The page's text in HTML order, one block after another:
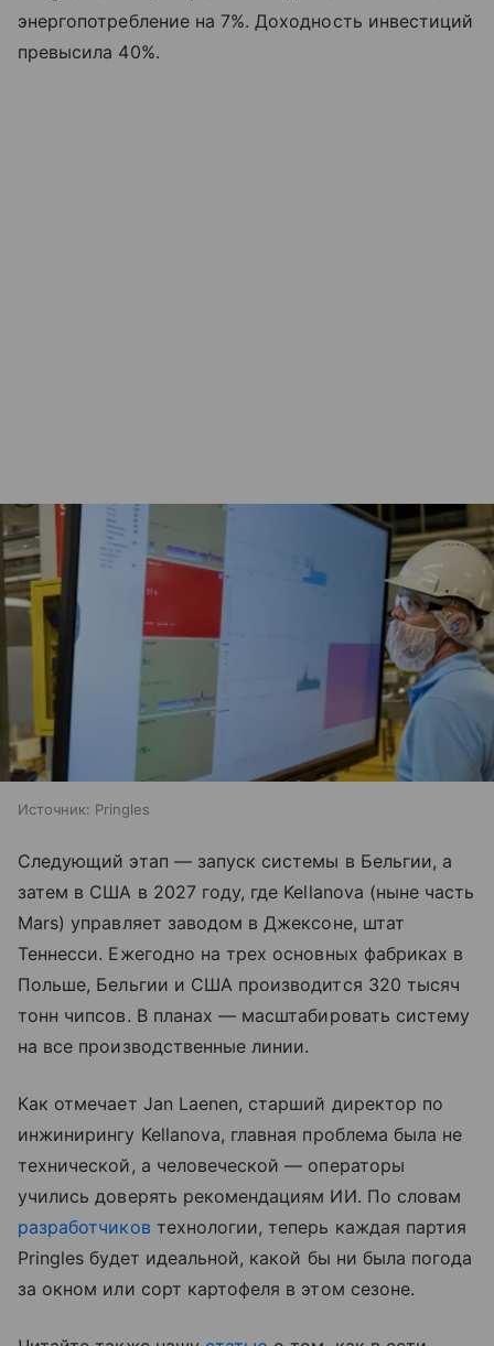
энергопотребление на 7%. Доходность инвестиций
превысила 40%.
Источник: Pringles
Следующий этап — запуск системы в Бельгии, а
затем в США в 2027 году, где Kellanova (ныне часть
Mars) управляет заводом в Джексоне, штат
Теннесси. Ежегодно на трех основных фабриках в
Польше, Бельгии и США производится 320 тысяч
тонн чипсов. В планах — масштабировать систему
на все производственные линии.
Как отмечает Jan Laenen, старший директор по
инжинирингу Kellanova, главная проблема была не
технической, а человеческой — операторы
учились доверять рекомендациям ИИ. По словам
разработчиков технологии, теперь каждая партия
Pringles будет идеальной, какой бы ни была погода
за окном или сорт картофеля в этом сезоне.